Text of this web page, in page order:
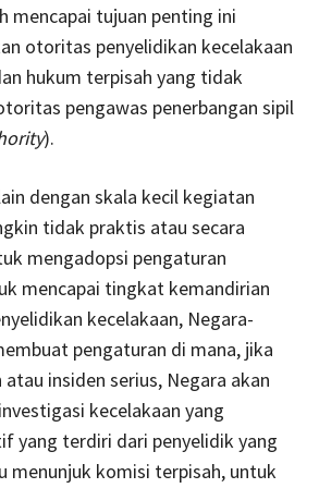
mencapai tujuan penting ini
otoritas penyelidikan kecelakaan
hukum terpisah yang tidak
pengawas penerbangan sipil
).
dengan skala kecil kegiatan
tidak praktis atau secara
mengadopsi pengaturan
mencapai tingkat kemandirian
kecelakaan, Negara-
pengaturan di mana, jika
insiden serius, Negara akan
kecelakaan yang
yang terdiri dari penyelidik yang
menunjuk komisi terpisah, untuk